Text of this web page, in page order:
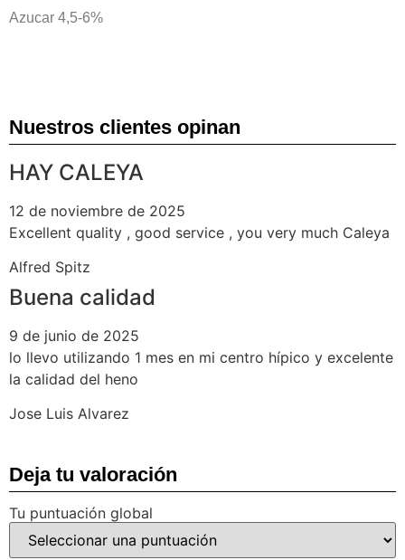
Azucar 4,5-6%
Nuestros clientes opinan
HAY CALEYA
12 de noviembre de 2025
Excellent quality , good service , you very much Caleya
Alfred Spitz
Buena calidad
9 de junio de 2025
lo llevo utilizando 1 mes en mi centro hípico y excelente
la calidad del heno
Jose Luis Alvarez
Deja tu valoración
Tu puntuación global